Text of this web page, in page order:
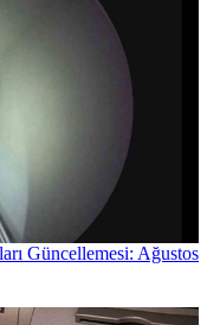
Güncellemesi: Ağustos